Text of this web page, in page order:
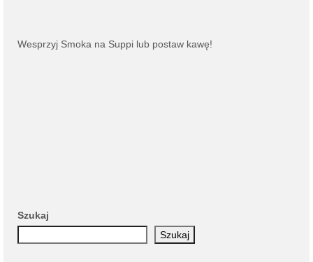
Wesprzyj Smoka na Suppi lub postaw kawę!
Szukaj
Szukaj